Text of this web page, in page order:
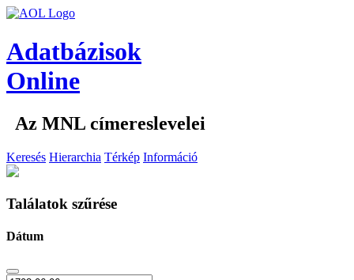
Adatbázisok
Online
Az MNL címereslevelei
Keresés Hierarchia Térkép Információ
Találatok szűrése
Dátum